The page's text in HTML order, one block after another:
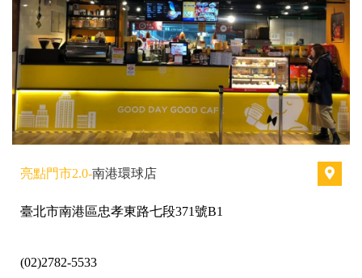
亮點門市2.0-南港環球店
臺北市南港區忠孝東路七段371號B1
(02)2782-5533